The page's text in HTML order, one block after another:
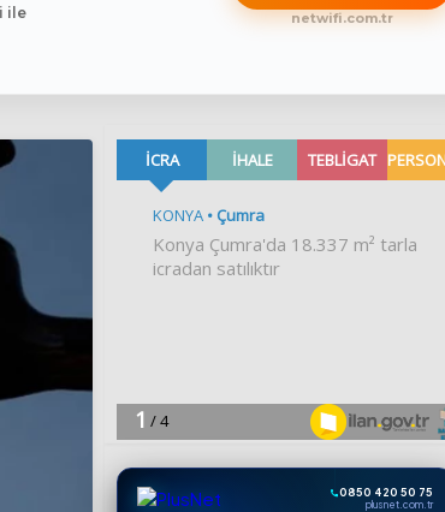
ile
netwifi.com.tr
0850 420 50 75
plusnet.com.tr